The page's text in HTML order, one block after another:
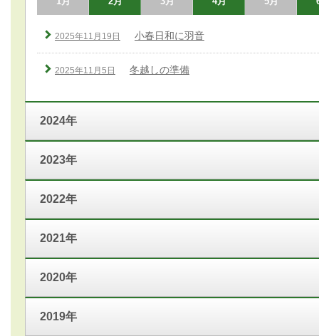
2025年11月19日 小春日和に羽音
2025年11月5日 冬越しの準備
2024年
2023年
2022年
2021年
2020年
2019年